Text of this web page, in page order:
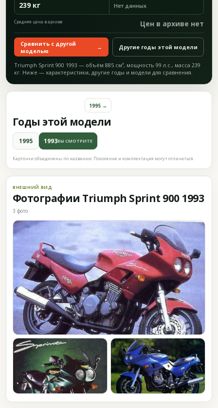
239 кг Нет данных
Средняя цена в архиве Цен в архиве нет
Сравнить с другой
моделью
→ Другие годы этой модели
Triumph Sprint 900 1993 — объём 885 см³, мощность 99 л.с., масса 239
кг. Ниже — характеристики, другие годы и модели для сравнения.
Годы этой модели
1995 →
1995 1993ВЫ СМОТРИТЕ
Карточки объединены по названию. Поколение и комплектация могут отличаться.
ВНЕШНИЙ ВИД
Фотографии Triumph Sprint 900 1993
3 фото